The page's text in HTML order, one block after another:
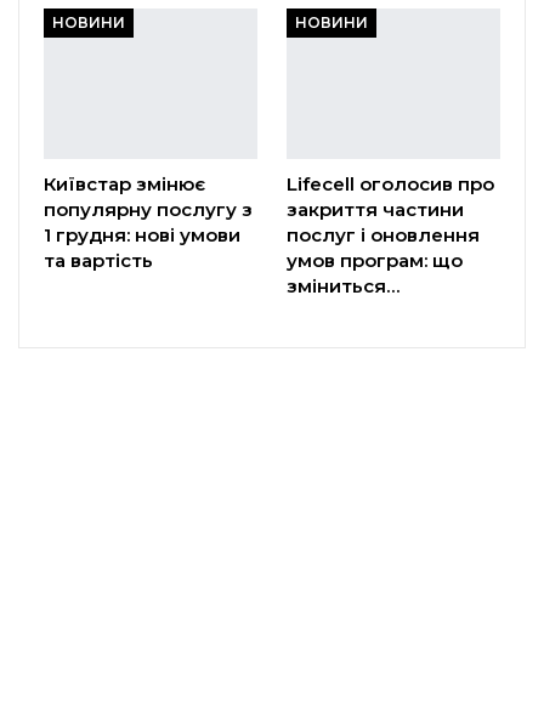
НОВИНИ
Київстар змінює
популярну послугу з
1 грудня: нові умови
та вартість
НОВИНИ
Lifecell оголосив про
закриття частини
послуг і оновлення
умов програм: що
зміниться…